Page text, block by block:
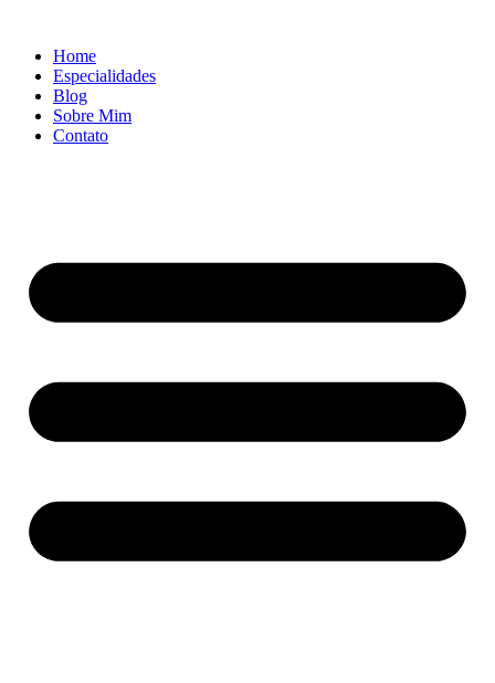
Home
Especialidades
Blog
Sobre Mim
Contato